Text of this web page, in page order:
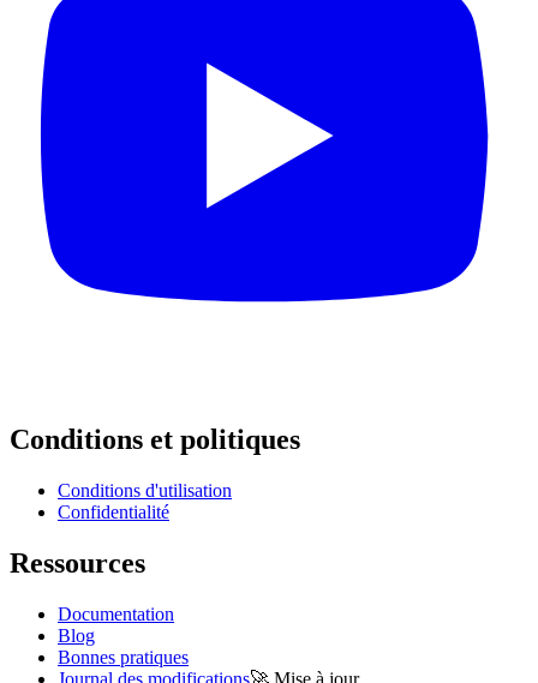
Conditions et politiques
Conditions d'utilisation
Confidentialité
Ressources
Documentation
Blog
Bonnes pratiques
Journal des modifications🚀 Mise à jour